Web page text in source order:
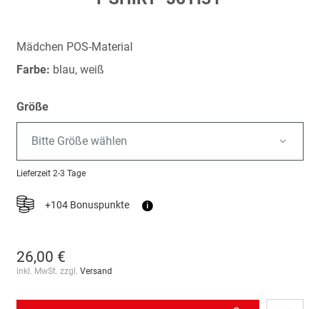
springen
Mädchen POS-Material
Farbe: blau, weiß
Größe
Bitte Größe wählen
Lieferzeit 2-3 Tage
+104 Bonuspunkte i
26,00 €
inkl. MwSt. zzgl. Versand